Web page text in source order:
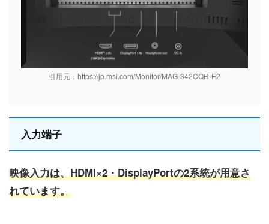
引用元：https://jp.msi.com/Monitor/MAG-342CQR-E2
入力端子
映像入力は、HDMI×2・DisplayPortの2系統が用意さ
れています。